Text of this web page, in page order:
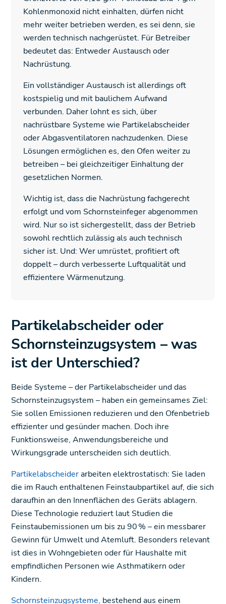
Kohlenmonoxid nicht einhalten, dürfen nicht
mehr weiter betrieben werden, es sei denn, sie
werden technisch nachgerüstet. Für Betreiber
bedeutet das: Entweder Austausch oder
Nachrüstung.
Ein vollständiger Austausch ist allerdings oft
kostspielig und mit baulichem Aufwand
verbunden. Daher lohnt es sich, über
nachrüstbare Systeme wie Partikelabscheider
oder Abgasventilatoren nachzudenken. Diese
Lösungen ermöglichen es, den Ofen weiter zu
betreiben – bei gleichzeitiger Einhaltung der
gesetzlichen Normen.
Wichtig ist, dass die Nachrüstung fachgerecht
erfolgt und vom Schornsteinfeger abgenommen
wird. Nur so ist sichergestellt, dass der Betrieb
sowohl rechtlich zulässig als auch technisch
sicher ist. Und: Wer umrüstet, profitiert oft
doppelt – durch verbesserte Luftqualität und
effizientere Wärmenutzung.
Partikelabscheider oder
Schornsteinzugsystem – was
ist der Unterschied?
Beide Systeme – der Partikelabscheider und das
Schornsteinzugsystem – haben ein gemeinsames Ziel:
Sie sollen Emissionen reduzieren und den Ofenbetrieb
effizienter und gesünder machen. Doch ihre
Funktionsweise, Anwendungsbereiche und
Wirkungsgrade unterscheiden sich deutlich.
Partikelabscheiderarbeiten elektrostatisch: Sie laden
die im Rauch enthaltenen Feinstaubpartikel auf, die sich
daraufhin an den Innenflächen des Geräts ablagern.
Diese Technologie reduziert laut Studien die
Feinstaubemissionen um bis zu 90 % – ein messbarer
Gewinn für Umwelt und Atemluft. Besonders relevant
ist dies in Wohngebieten oder für Haushalte mit
empfindlichen Personen wie Asthmatikern oder
Kindern.
Schornsteinzugsysteme, bestehend aus einem